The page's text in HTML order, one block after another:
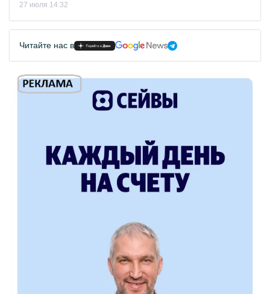
27 июля 14:32
Читайте нас в